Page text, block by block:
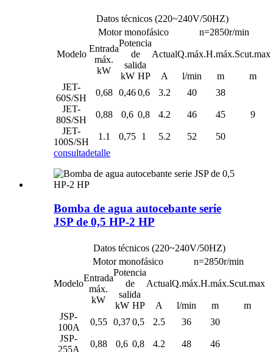
Datos técnicos (220~240V/50HZ)
Modelo
Motor monofásico
n=2850r/min
Entrada
máx.
kW
Potencia
de
salida
ActualQ.máx.H.máx.Scut.max
kW HP A l/min m
m
JET-
60S/SH
0,68 0,460,6 3.2 40 38
9
JET-
80S/SH
0,88 0,6 0,8 4.2 46
45
JET-
100S/SH
1.1 0,75 1 5.2 52
50
consultadetalle
Bomba de agua autocebante serie
JSP de 0,5 HP-2 HP
Datos técnicos (220~240V/50HZ)
Modelo
Motor monofásico
n=2850r/min
Entrada
máx.
kW
Potencia
de
salida
ActualQ.máx.H.máx.Scut.max
kW HP A l/min m
m
JSP-
100A
0,55 0,370,5 2.5 36
30
JSP-
255A
0,88 0,6 0,8 4.2 48 46